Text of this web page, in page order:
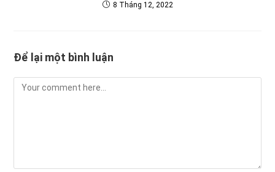
8 Tháng 12, 2022
Để lại một bình luận
Comment